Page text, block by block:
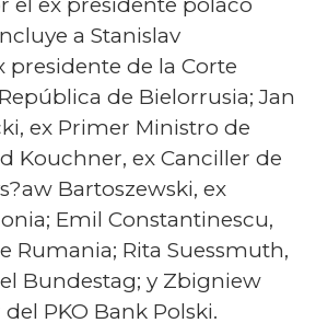
a Stanislav
presidente de la Corte
de Bielorrusia; Jan
ex Primer Ministro de
Kouchner, ex Canciller de
Bartoszewski, ex
Emil Constantinescu,
Rumania; Rita Suessmuth,
Bundestag; y Zbigniew
PKO Bank Polski.